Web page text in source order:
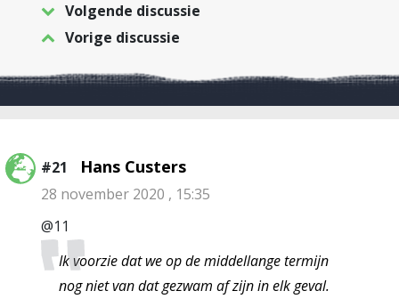
Volgende discussie
Vorige discussie
#21 Hans Custers
28 november 2020 , 15:35
@11
Ik voorzie dat we op de middellange termijn
nog niet van dat gezwam af zijn in elk geval.